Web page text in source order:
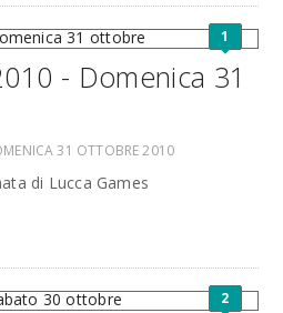
1
- Domenica 31
31 OTTOBRE 2010
di Lucca Games
2